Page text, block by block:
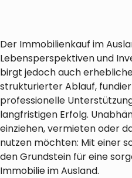
Der Immobilienkauf im
Lebensperspektiven und
birgt jedoch auch
strukturierter Ablauf,
professionelle
langfristigen Erfolg.
einziehen, vermieten oder
nutzen möchten: Mit einer
den Grundstein für eine
Immobilie im Ausland.